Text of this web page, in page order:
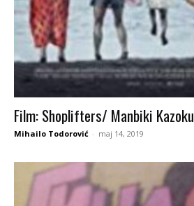
Film: Shoplifters/ Manbiki Kazoku
Mihailo Todorović - maj 14, 2019